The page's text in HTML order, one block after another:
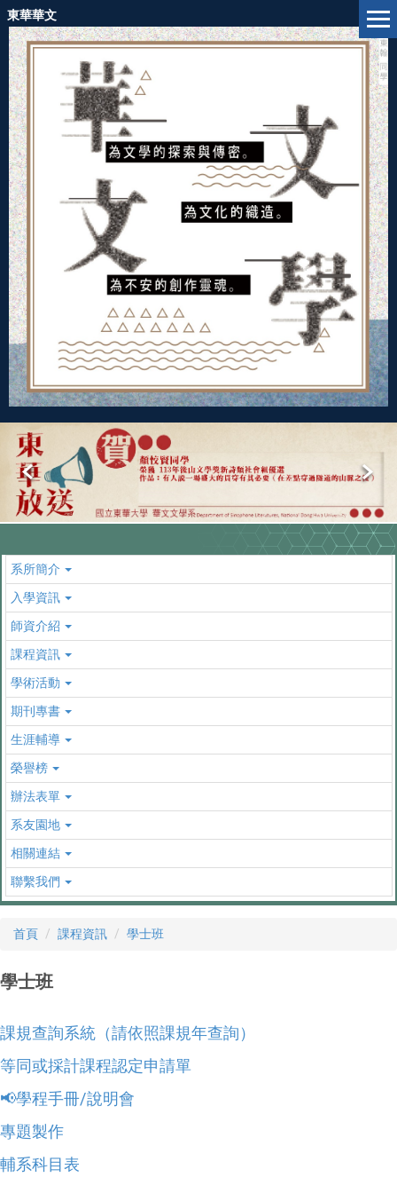
跳
到
主
要
內
容
區
東華華文
系所簡介
入學資訊
師資介紹
課程資訊
學術活動
期刊專書
生涯輔導
榮譽榜
辦法表單
系友園地
相關連結
聯繫我們
首頁 課程資訊 學士班
學士班
課規查詢系統（請依照課規年查詢）
等同或採計課程認定申請單
📢學程手冊/說明會
專題製作
輔系科目表